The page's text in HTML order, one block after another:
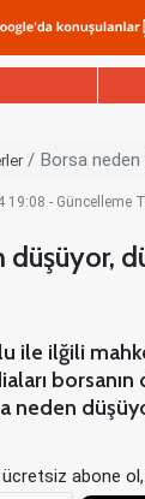
Borsa
19:08 - Güncelleme
düşüyor,
ile ilğili
neden
abone